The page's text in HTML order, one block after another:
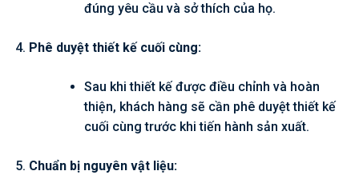
đúng yêu cầu và sở thích của họ.
Phê duyệt thiết kế cuối cùng:
Sau khi thiết kế được điều chỉnh và hoàn
thiện, khách hàng sẽ cần phê duyệt thiết kế
cuối cùng trước khi tiến hành sản xuất.
Chuẩn bị nguyên vật liệu: